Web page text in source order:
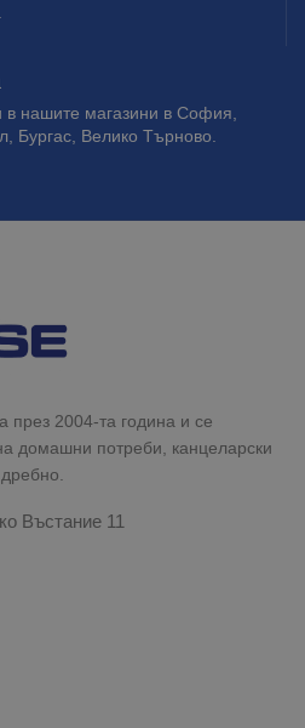
в нашите магазини в София,
Бургас, Велико Търново.
2004-та година и се
домашни потреби, канцеларски
Въстание 11